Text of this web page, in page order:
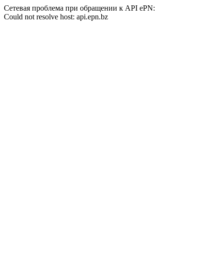
Сетевая проблема при обращении к API ePN:
Could not resolve host: api.epn.bz